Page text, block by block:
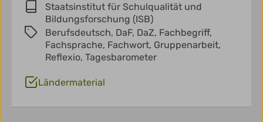
Staatsinstitut für Schulqualität und
Bildungsforschung (ISB)
Berufsdeutsch, DaF, DaZ, Fachbegriff,
Fachsprache, Fachwort, Gruppenarbeit,
Reflexio, Tagesbarometer
Ländermaterial